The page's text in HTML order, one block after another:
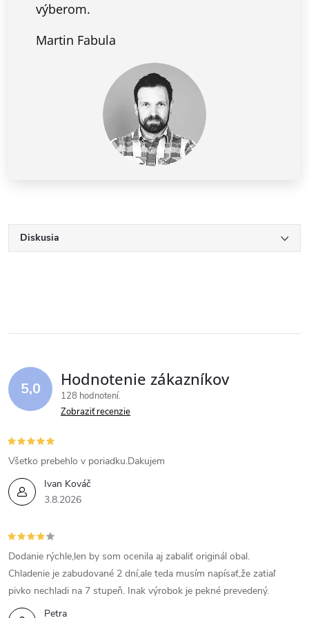
výberom.
Martin Fabula
Diskusia
5,0 Hodnotenie zákazníkov
128 hodnotení
Zobraziť recenzie
Ivan Kováč
3.8.2026
Všetko prebehlo v poriadku.Dakujem
Petra
Dodanie rýchle,len by som ocenila aj zabaliť originál obal.
Chladenie je zabudované 2 dní,ale teda musím napísať,že zatiaľ
pivko nechladi na 7 stupeň. Inak výrobok je pekné prevedený.